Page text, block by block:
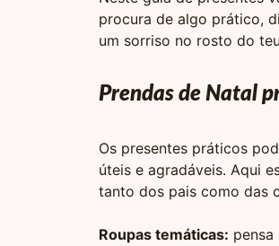
procura de algo prático,
um sorriso no rosto do
Prendas de Natal
Os presentes práticos
úteis e agradáveis. Aqui
tanto dos pais como das
Roupas temáticas: